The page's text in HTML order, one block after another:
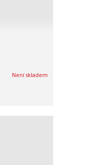
Není skladem